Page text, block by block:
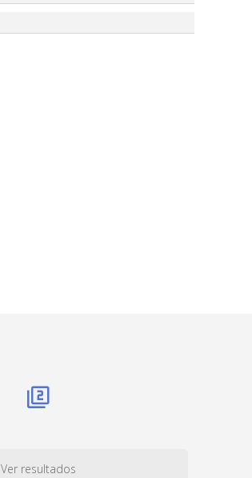
Ver resultados